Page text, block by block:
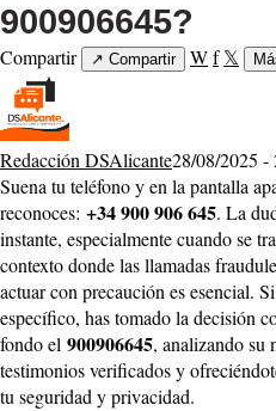
900906645?
Compartir ↗ Compartir Wf 𝕏
Redacción DSAlicante28/08/2025 -
Suena tu teléfono y en la pantalla
reconoces: +34 900 906 645. La
instante, especialmente cuando se
contexto donde las llamadas
actuar con precaución es esencial.
específico, has tomado la decisión
fondo el 900906645, analizando su
testimonios verificados y
tu seguridad y privacidad.